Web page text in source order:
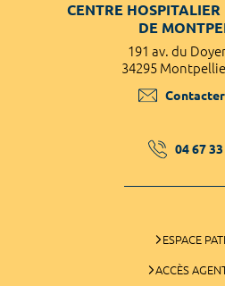
CENTRE
DE
191 av. du
34295
Contacter
04 67
ESPACE
ACCÈS